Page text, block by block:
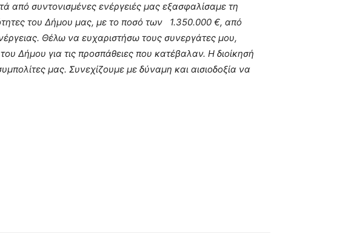
από συντονισμένες ενέργειές μας εξασφαλίσαμε τη
του Δήμου μας, με το ποσό των 1.350.000 €, από
Θέλω να ευχαριστήσω τους συνεργάτες μου,
Δήμου για τις προσπάθειες που κατέβαλαν. Η διοίκησή
μας. Συνεχίζουμε με δύναμη και αισιοδοξία να